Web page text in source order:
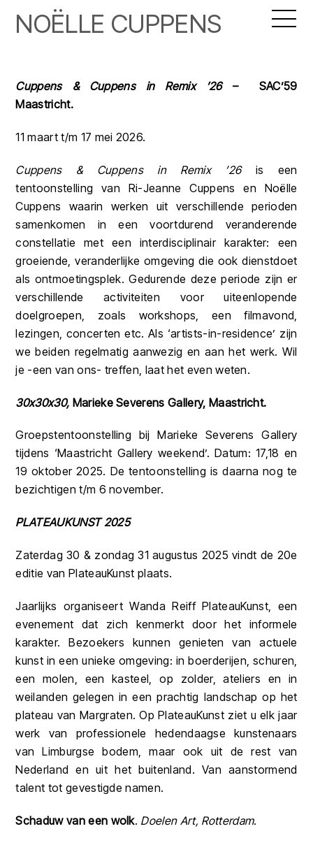
NOËLLE CUPPENS
Cuppens & Cuppens in Remix ’26– SAC’59
Maastricht.
11 maart t/m 17 mei 2026.
Cuppens & Cuppens in Remix ’26is een
tentoonstelling van Ri-Jeanne Cuppens en Noëlle
Cuppens waarin werken uit verschillende perioden
samenkomen in een voortdurend veranderende
constellatie met een interdisciplinair karakter: een
groeiende, veranderlijke omgeving die ook dienstdoet
als ontmoetingsplek. Gedurende deze periode zijn er
verschillende activiteiten voor uiteenlopende
doelgroepen, zoals workshops, een filmavond,
lezingen, concerten etc. Als ‘artists-in-residence’ zijn
we beiden regelmatig aanwezig en aan het werk. Wil
je -een van ons- treffen, laat het even weten.
30x30x30, Marieke Severens Gallery, Maastricht.
Groepstentoonstelling bij Marieke Severens Gallery
tijdens ‘Maastricht Gallery weekend’. Datum: 17,18 en
19 oktober 2025. De tentoonstelling is daarna nog te
bezichtigen t/m 6 november.
PLATEAUKUNST 2025
Zaterdag 30 & zondag 31 augustus 2025 vindt de 20e
editie van PlateauKunst plaats.
Jaarlijks organiseert Wanda Reiff PlateauKunst, een
evenement dat zich kenmerkt door het informele
karakter. Bezoekers kunnen genieten van actuele
kunst in een unieke omgeving: in boerderijen, schuren,
een molen, een kasteel, op zolder, ateliers en in
weilanden gelegen in een prachtig landschap op het
plateau van Margraten. Op PlateauKunst ziet u elk jaar
werk van professionele hedendaagse kunstenaars
van Limburgse bodem, maar ook uit de rest van
Nederland en uit het buitenland. Van aanstormend
talent tot gevestigde namen.
Schaduw van een wolk. Doelen Art, Rotterdam.